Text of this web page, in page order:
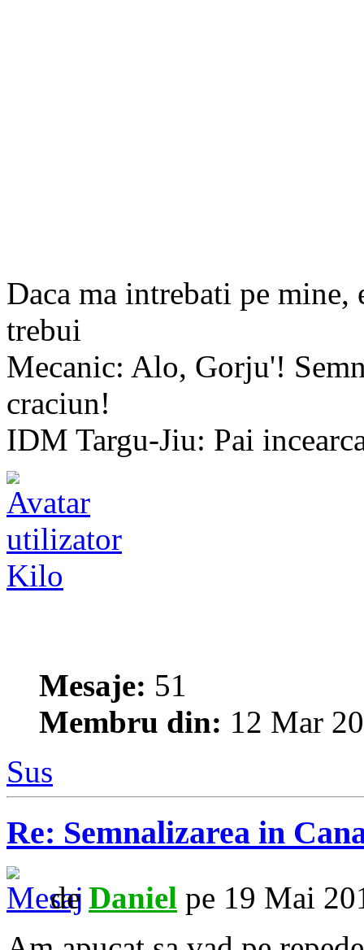
Daca ma intrebati pe
trebui
Mecanic: Alo, Gorju'!
craciun!
IDM Targu-Jiu: Pai
Kilo
Mesaje: 51
Membru din: 12 Mar
Sus
Re: Semnalizarea in
de Daniel pe 19 Mai